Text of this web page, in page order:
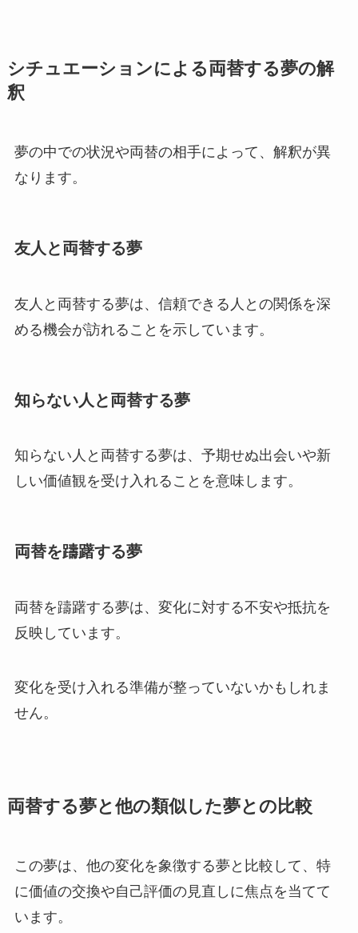
シチュエーションによる両替する夢の解
釈
夢の中での状況や両替の相手によって、解釈が異
なります。
友人と両替する夢
友人と両替する夢は、信頼できる人との関係を深
める機会が訪れることを示しています。
知らない人と両替する夢
知らない人と両替する夢は、予期せぬ出会いや新
しい価値観を受け入れることを意味します。
両替を躊躇する夢
両替を躊躇する夢は、変化に対する不安や抵抗を
反映しています。
変化を受け入れる準備が整っていないかもしれま
せん。
両替する夢と他の類似した夢との比較
この夢は、他の変化を象徴する夢と比較して、特
に価値の交換や自己評価の見直しに焦点を当てて
います。